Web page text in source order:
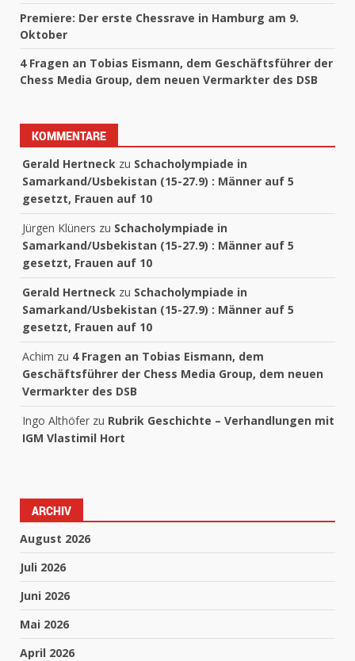
Premiere: Der erste Chessrave in Hamburg am 9.
Oktober
4 Fragen an Tobias Eismann, dem Geschäftsführer der
Chess Media Group, dem neuen Vermarkter des DSB
KOMMENTARE
Gerald Hertneck zu Schacholympiade in
Samarkand/Usbekistan (15-27.9) : Männer auf 5
gesetzt, Frauen auf 10
Jürgen Klüners zu Schacholympiade in
Samarkand/Usbekistan (15-27.9) : Männer auf 5
gesetzt, Frauen auf 10
Gerald Hertneck zu Schacholympiade in
Samarkand/Usbekistan (15-27.9) : Männer auf 5
gesetzt, Frauen auf 10
Achim zu 4 Fragen an Tobias Eismann, dem
Geschäftsführer der Chess Media Group, dem neuen
Vermarkter des DSB
Ingo Althöfer zu Rubrik Geschichte – Verhandlungen mit
IGM Vlastimil Hort
ARCHIV
August 2026
Juli 2026
Juni 2026
Mai 2026
April 2026